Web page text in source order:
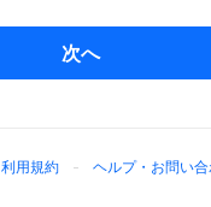
次へ
利用規約
ヘルプ・お問い